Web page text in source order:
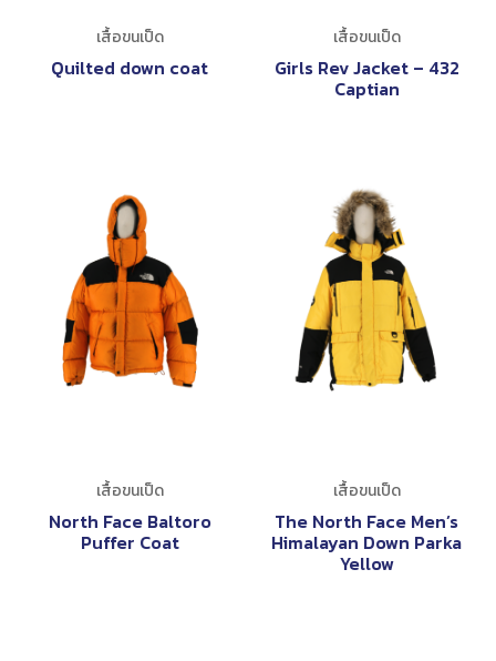
เสื้อขนเป็ด
Quilted down coat
เสื้อขนเป็ด
Girls Rev Jacket – 432
Captian
เสื้อขนเป็ด
North Face Baltoro
Puffer Coat
เสื้อขนเป็ด
The North Face Men’s
Himalayan Down Parka
Yellow